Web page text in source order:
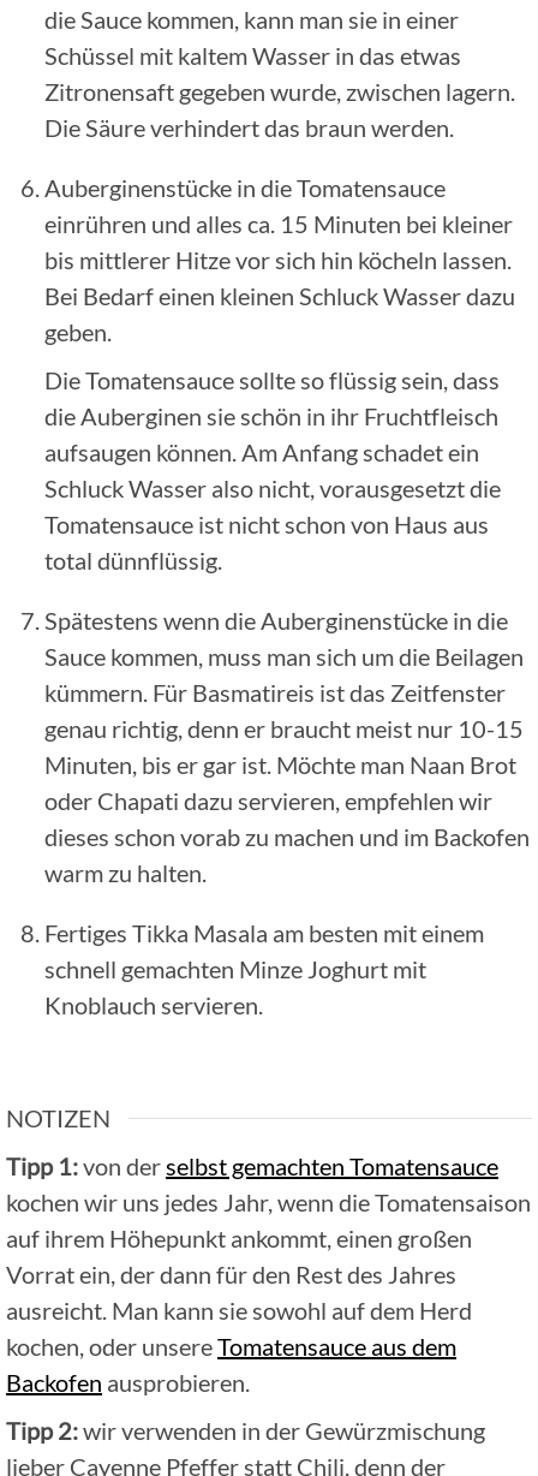
die Sauce kommen, kann man sie in einer
Schüssel mit kaltem Wasser in das etwas
Zitronensaft gegeben wurde, zwischen lagern.
Die Säure verhindert das braun werden.
Auberginenstücke in die Tomatensauce
einrühren und alles ca. 15 Minuten bei kleiner
bis mittlerer Hitze vor sich hin köcheln lassen.
Bei Bedarf einen kleinen Schluck Wasser dazu
geben.
Die Tomatensauce sollte so flüssig sein, dass
die Auberginen sie schön in ihr Fruchtfleisch
aufsaugen können. Am Anfang schadet ein
Schluck Wasser also nicht, vorausgesetzt die
Tomatensauce ist nicht schon von Haus aus
total dünnflüssig.
Spätestens wenn die Auberginenstücke in die
Sauce kommen, muss man sich um die Beilagen
kümmern. Für Basmatireis ist das Zeitfenster
genau richtig, denn er braucht meist nur 10-15
Minuten, bis er gar ist. Möchte man Naan Brot
oder Chapati dazu servieren, empfehlen wir
dieses schon vorab zu machen und im Backofen
warm zu halten.
Fertiges Tikka Masala am besten mit einem
schnell gemachten Minze Joghurt mit
Knoblauch servieren.
NOTIZEN
Tipp 1:von derselbst gemachten Tomatensauce
kochen wir uns jedes Jahr, wenn die Tomatensaison
auf ihrem Höhepunkt ankommt, einen großen
Vorrat ein, der dann für den Rest des Jahres
ausreicht. Man kann sie sowohl auf dem Herd
kochen, oder unsereTomatensauce aus dem
Backofen ausprobieren.
Tipp 2:wir verwenden in der Gewürzmischung
lieber Cayenne Pfeffer statt Chili, denn der